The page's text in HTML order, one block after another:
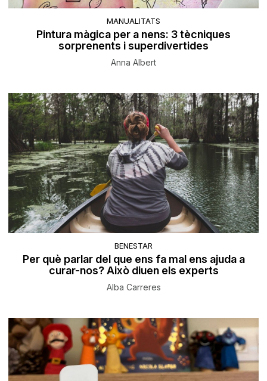
MANUALITATS
Pintura màgica per a nens: 3 tècniques
sorprenents i superdivertides
Anna Albert
BENESTAR
Per què parlar del que ens fa mal ens ajuda a
curar-nos? Això diuen els experts
Alba Carreres